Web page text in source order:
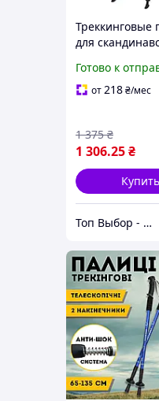
Треккинговые
для
TRR-004
Готово к
от218₴/мес
1 306.25₴
1 375 ₴
Купить
Топ Выбор - надежный магазин, провереный временем